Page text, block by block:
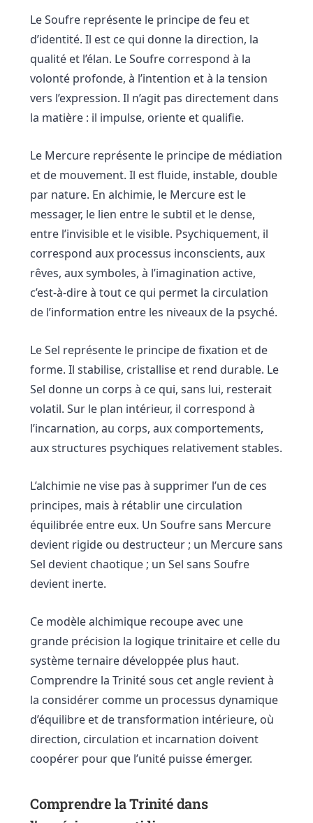
Le Soufre représente le principe de feu et
d’identité. Il est ce qui donne la direction, la
qualité et l’élan. Le Soufre correspond à la
volonté profonde, à l’intention et à la tension
vers l’expression. Il n’agit pas directement dans
la matière : il impulse, oriente et qualifie.
Le Mercure représente le principe de médiation
et de mouvement. Il est fluide, instable, double
par nature. En alchimie, le Mercure est le
messager, le lien entre le subtil et le dense,
entre l’invisible et le visible. Psychiquement, il
correspond aux processus inconscients, aux
rêves, aux symboles, à l’imagination active,
c’est-à-dire à tout ce qui permet la circulation
de l’information entre les niveaux de la psyché.
Le Sel représente le principe de fixation et de
forme. Il stabilise, cristallise et rend durable. Le
Sel donne un corps à ce qui, sans lui, resterait
volatil. Sur le plan intérieur, il correspond à
l’incarnation, au corps, aux comportements,
aux structures psychiques relativement stables.
L’alchimie ne vise pas à supprimer l’un de ces
principes, mais à rétablir une circulation
équilibrée entre eux. Un Soufre sans Mercure
devient rigide ou destructeur ; un Mercure sans
Sel devient chaotique ; un Sel sans Soufre
devient inerte.
Ce modèle alchimique recoupe avec une
grande précision la logique trinitaire et celle du
système ternaire développée plus haut.
Comprendre la Trinité sous cet angle revient à
la considérer comme un processus dynamique
d’équilibre et de transformation intérieure, où
direction, circulation et incarnation doivent
coopérer pour que l’unité puisse émerger.
Comprendre la Trinité dans